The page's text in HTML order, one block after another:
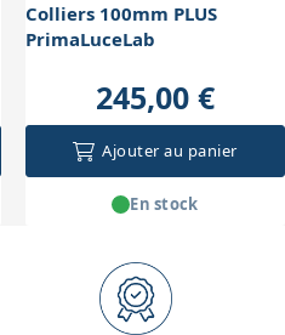
Colliers 100mm PLUS
PrimaLuceLab
245,00 €
Ajouter au panier
En stock